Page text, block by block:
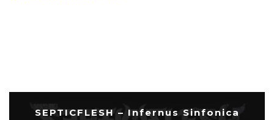
SEPTICFLESH – Infernus Sinfonica